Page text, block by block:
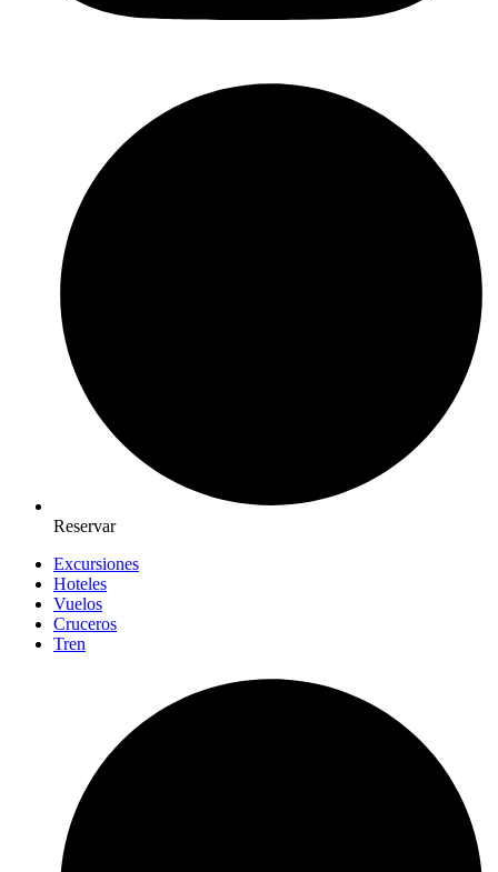
Reservar
Excursiones
Hoteles
Vuelos
Cruceros
Tren